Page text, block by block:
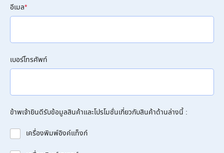
อีเมล*
เบอร์โทรศัพท์
ข้าพเจ้ายินดีรับข้อมูลสินค้าและโปรโมชั่นเกี่ยวกับสินค้าด้านล่างนี้ :
เครื่องพิมพ์อิงค์แท็งก์